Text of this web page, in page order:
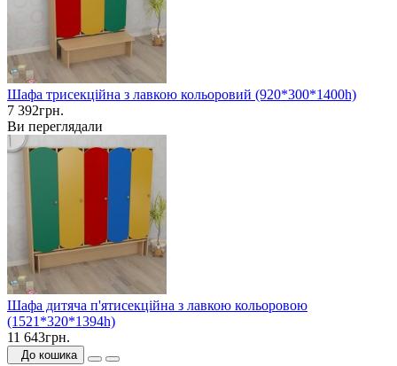
Шафа трисекційна з лавкою кольоровий (920*300*1400h)
7 392грн.
Ви переглядали
Шафа дитяча п'ятисекційна з лавкою кольоровою
(1521*320*1394h)
11 643грн.
До кошика